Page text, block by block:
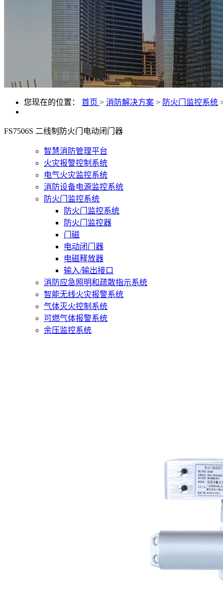
您现在的位置： 首页 > 消防解决方案 > 防火门监控系统
FS7506S 二线制防火门电动闭门器
智慧消防管理平台
火灾报警控制系统
电气火灾监控系统
消防设备电源监控系统
防火门监控系统
防火门监控系统
防火门监控器
门磁
电动闭门器
电磁释放器
输入/输出接口
消防应急照明和疏散指示系统
智能无线火灾报警系统
气体灭火控制系统
可燃气体报警系统
余压监控系统